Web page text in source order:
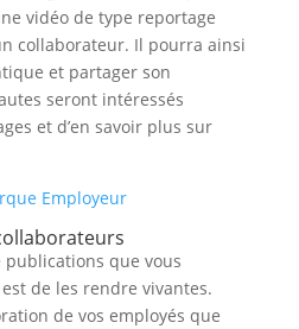
vidéo de type reportage
collaborateur. Il pourra ainsi
et partager son
seront intéressés
et d’en savoir plus sur
Employeur
que vous
de les rendre vivantes.
de vos employés que